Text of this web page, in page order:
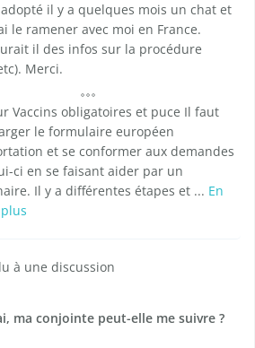
il y a quelques mois un chat et
le ramener avec moi en France.
il des infos sur la procédure
Merci.
Vaccins obligatoires et puce Il faut
le formulaire européen
et se conformer aux demandes
ci en se faisant aider par un
Il y a différentes étapes et ... En
à une discussion
ma conjointe peut-elle me suivre ?